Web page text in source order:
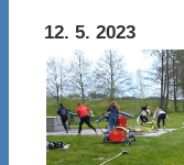
12. 5. 2023